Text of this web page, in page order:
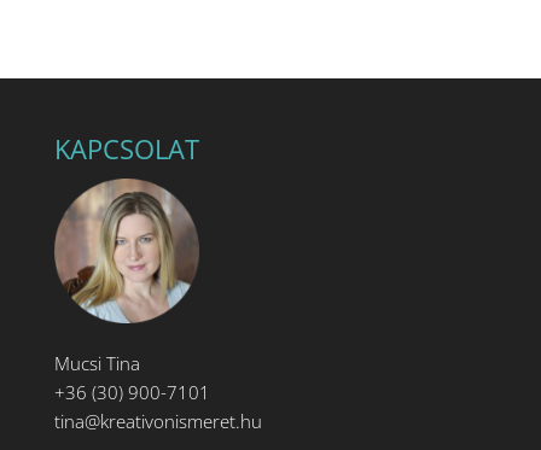
KAPCSOLAT
Mucsi Tina
+36 (30) 900-7101
tina@kreativonismeret.hu